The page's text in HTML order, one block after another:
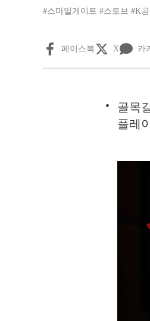
#스마일게이트 #스토브 #K
페이스북 X 카
골목
플레